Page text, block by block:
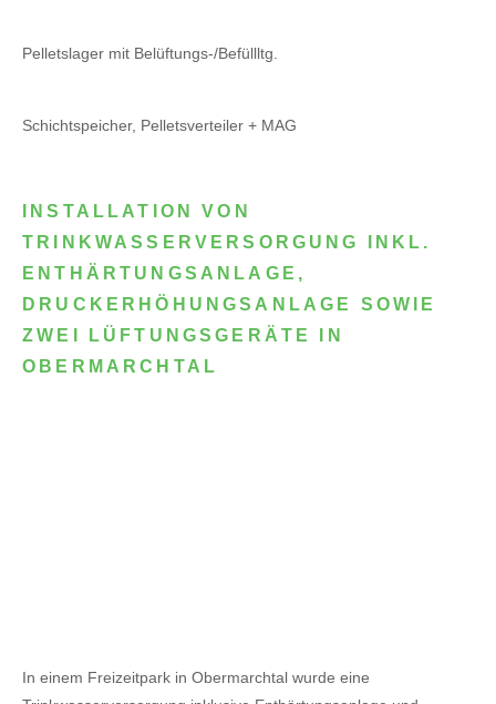
Pelletslager mit Belüftungs-/Befüllltg.
Schichtspeicher, Pelletsverteiler + MAG
INSTALLATION VON
TRINKWASSERVERSORGUNG INKL.
ENTHÄRTUNGSANLAGE,
DRUCKERHÖHUNGSANLAGE SOWIE
ZWEI LÜFTUNGSGERÄTE IN
OBERMARCHTAL
In einem Freizeitpark in Obermarchtal wurde eine